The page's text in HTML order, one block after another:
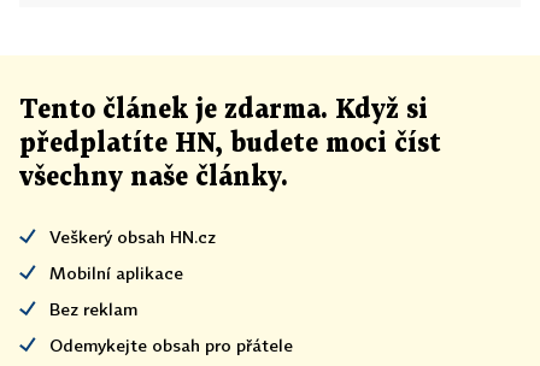
Tento článek je zdarma. Když si
předplatíte HN, budete moci číst
všechny naše články.
Veškerý obsah HN.cz
Mobilní aplikace
Bez reklam
Odemykejte obsah pro přátele